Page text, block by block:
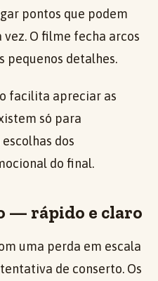
pontos que podem
O filme fecha arcos
pequenos detalhes.
facilita apreciar as
só para
dos
do final.
— rápido e claro
uma perda em escala
de conserto. Os